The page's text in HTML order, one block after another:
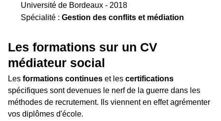
Université de Bordeaux - 2018
Spécialité : Gestion des conflits et médiation
Les formations sur un CV
médiateur social
Les formations continues et les certifications
spécifiques sont devenues le nerf de la guerre dans les
méthodes de recrutement. Ils viennent en effet agrémenter
vos diplômes d'école.